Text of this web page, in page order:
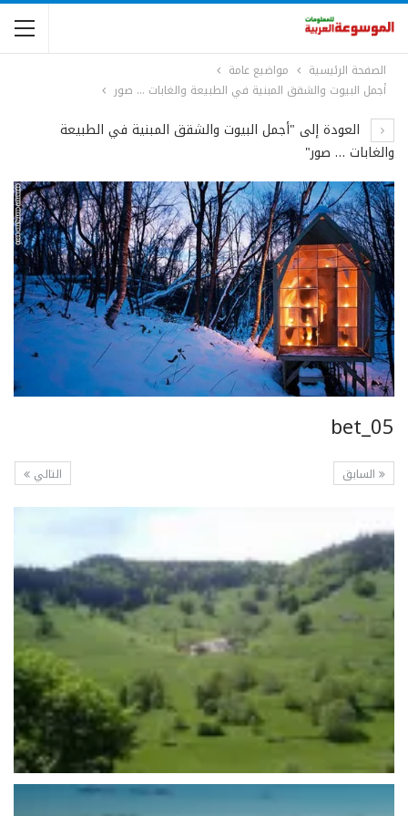
الصفحة الرئيسية
مواضيع عامة
أجمل البيوت والشقق المبنية في الطبيعة والغابات … صور
العودة إلى "أجمل البيوت والشقق المبنية في الطبيعة
والغابات … صور"
bet_05
التالي السابق